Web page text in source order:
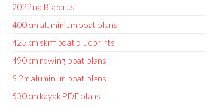
2022 na Białorusi
400 cm aluminium boat plans
425 cm skiff boat blueprints
490 cm rowing boat plans
5 2m aluminum boat plans
530 cm kayak PDF plans